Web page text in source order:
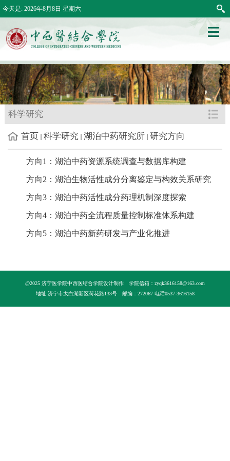
今天是: 2026年8月8日 星期六
科学研究
首页 科学研究 湖泊中药研究所 研究方向
方向1：湖泊中药资源系统调查与数据库构建
方向2：湖泊生物活性成分分离鉴定与构效关系研究
方向3：湖泊中药活性成分药理机制深度探索
方向4：湖泊中药全流程质量控制标准体系构建
方向5：湖泊中药新药研发与产业化推进
@2025 济宁医学院中西医结合学院设计制作
学院信箱：zyqk3616158@163.com
地址:济宁市太白湖新区荷花路133号
邮编：272067 电话0537-3616158